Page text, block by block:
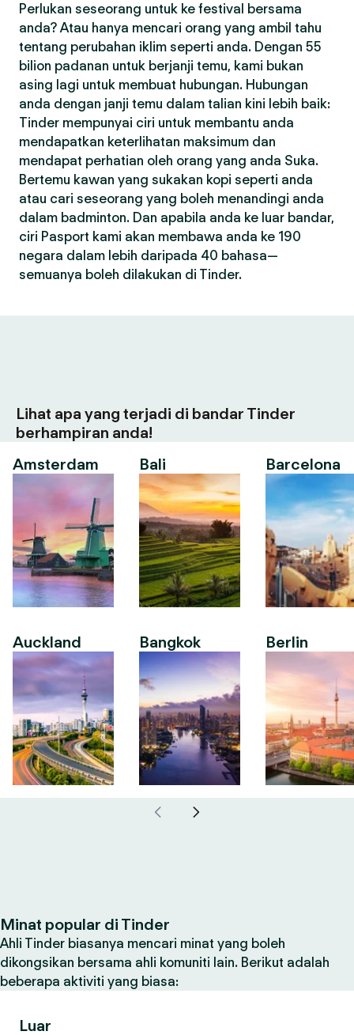
Perlukan seseorang untuk ke festival bersama
anda? Atau hanya mencari orang yang ambil tahu
tentang perubahan iklim seperti anda. Dengan 55
bilion padanan untuk berjanji temu, kami bukan
asing lagi untuk membuat hubungan. Hubungan
anda dengan janji temu dalam talian kini lebih baik:
Tinder mempunyai ciri untuk membantu anda
mendapatkan keterlihatan maksimum dan
mendapat perhatian oleh orang yang anda Suka.
Bertemu kawan yang sukakan kopi seperti anda
atau cari seseorang yang boleh menandingi anda
dalam badminton. Dan apabila anda ke luar bandar,
ciri Pasport kami akan membawa anda ke 190
negara dalam lebih daripada 40 bahasa—
semuanya boleh dilakukan di Tinder.
Lihat apa yang terjadi di bandar Tinder
berhampiran anda!
Amsterdam
Auckland
Bali
Bangkok
Barcelona
Berlin
Minat popular di Tinder
Ahli Tinder biasanya mencari minat yang boleh
dikongsikan bersama ahli komuniti lain. Berikut adalah
beberapa aktiviti yang biasa:
Luar